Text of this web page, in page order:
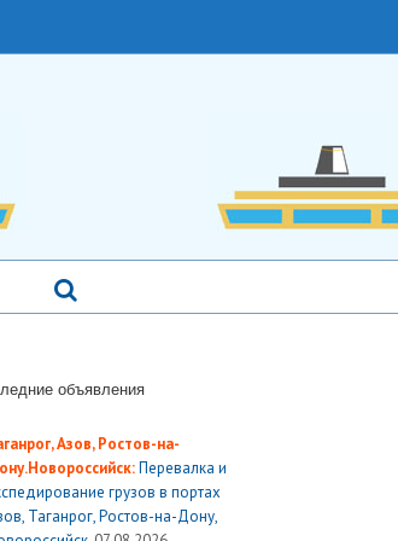
объявления
Азов, Ростов-на-
Перевалка и
грузов в портах
Таганрог, Ростов-на-Дону,